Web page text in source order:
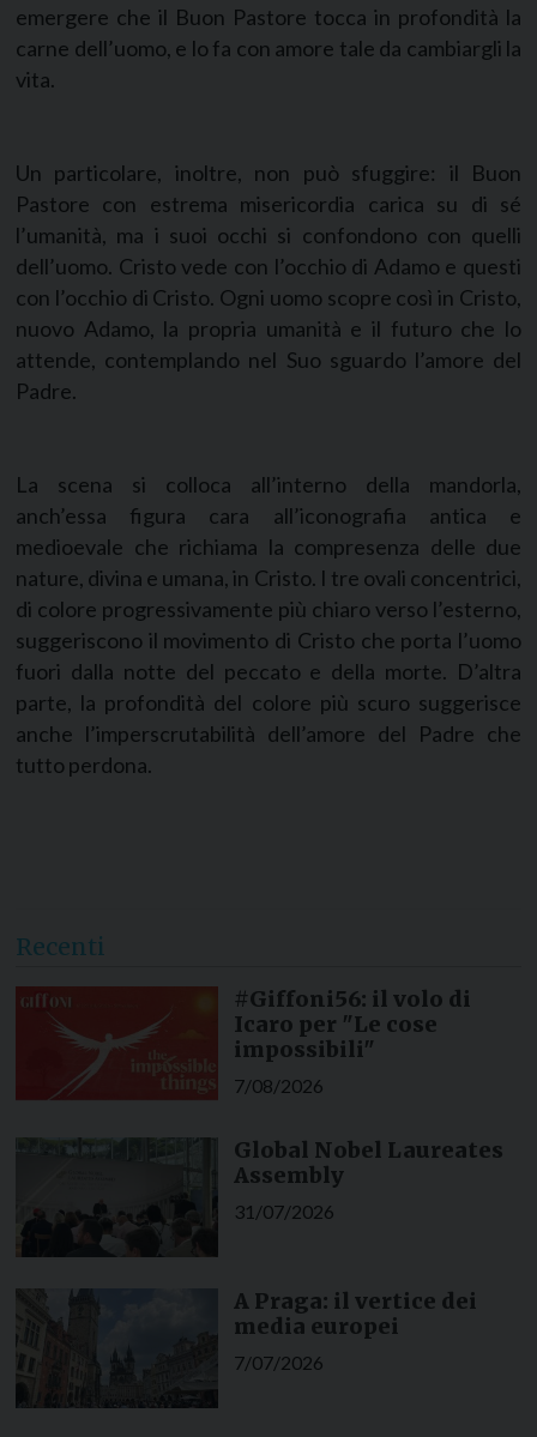
emergere che il Buon Pastore tocca in profondità la
carne dell’uomo, e lo fa con amore tale da cambiargli la
vita.
Un particolare, inoltre, non può sfuggire: il Buon
Pastore con estrema misericordia carica su di sé
l’umanità, ma i suoi occhi si confondono con quelli
dell’uomo. Cristo vede con l’occhio di Adamo e questi
con l’occhio di Cristo. Ogni uomo scopre così in Cristo,
nuovo Adamo, la propria umanità e il futuro che lo
attende, contemplando nel Suo sguardo l’amore del
Padre.
La scena si colloca all’interno della mandorla,
anch’essa figura cara all’iconografia antica e
medioevale che richiama la compresenza delle due
nature, divina e umana, in Cristo. I tre ovali concentrici,
di colore progressivamente più chiaro verso l’esterno,
suggeriscono il movimento di Cristo che porta l’uomo
fuori dalla notte del peccato e della morte. D’altra
parte, la profondità del colore più scuro suggerisce
anche l’imperscrutabilità dell’amore del Padre che
tutto perdona.
Recenti
#Giffoni56: il volo di
Icaro per "Le cose
impossibili"
7/08/2026
Global Nobel Laureates
Assembly
31/07/2026
A Praga: il vertice dei
media europei
7/07/2026